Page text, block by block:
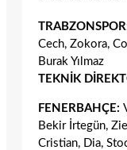
T
Cech, Zokora,
Burak Yılmaz
TEKNİK
FENERBAHÇE:
Bekir İrtegün,
Cristian, Dia,